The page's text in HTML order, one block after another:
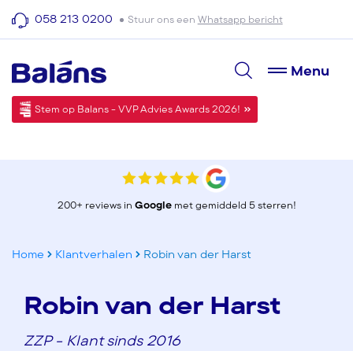
058 213 0200 Stuur ons een Whatsapp bericht
Menu
Stem op Balans - VVP Advies Awards 2026!
200+ reviews in Googlemet gemiddeld 5 sterren!
Home Klantverhalen Robin van der Harst
Robin van der Harst
ZZP - Klant sinds 2016